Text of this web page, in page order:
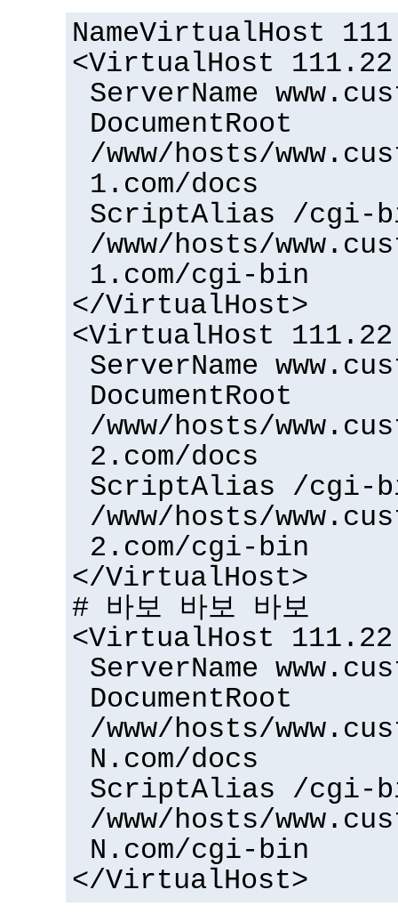
NameVirtualHost
<VirtualHost
ServerName
DocumentRoot
/www/hosts/
1.com/docs
ScriptAlias /cgi-
/www/hosts/
1.com/cgi-bin
</VirtualHost>
<VirtualHost
ServerName
DocumentRoot
/www/hosts/
2.com/docs
ScriptAlias /cgi-
/www/hosts/
2.com/cgi-bin
</VirtualHost>
# 바보 바보 바보
<VirtualHost
ServerName
DocumentRoot
/www/hosts/
N.com/docs
ScriptAlias /cgi-
/www/hosts/
N.com/cgi-bin
</VirtualHost>